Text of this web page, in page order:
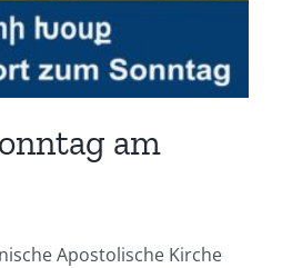
am
Apostolische Kirche